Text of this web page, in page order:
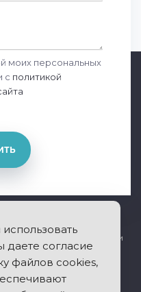
моих персональных
с политикой
переулок дом 5
позвоночника и
даете согласие
файлов cookies,